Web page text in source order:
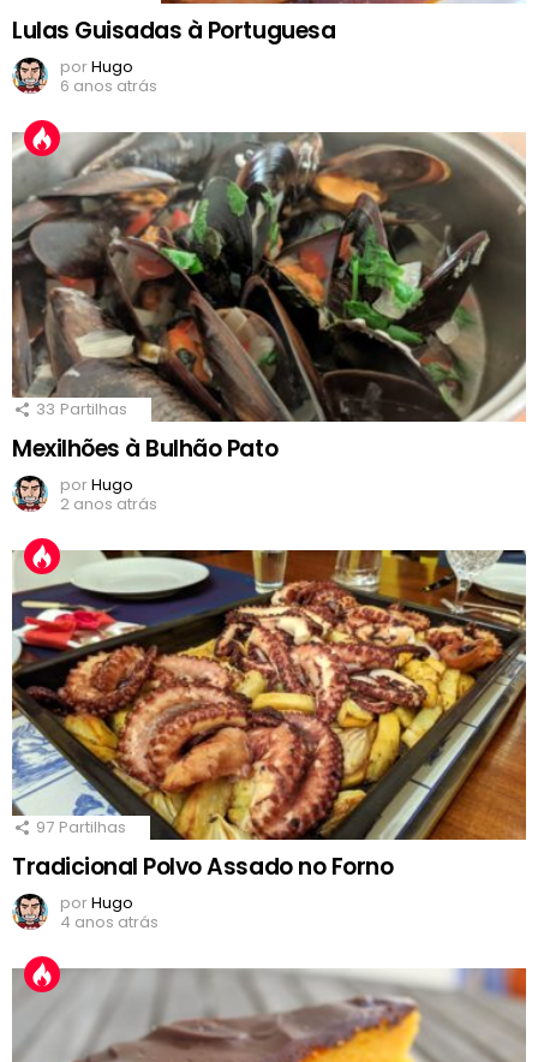
Lulas Guisadas à Portuguesa
porHugo
6 anos atrás
33 Partilhas
Mexilhões à Bulhão Pato
porHugo
2 anos atrás
97 Partilhas
Tradicional Polvo Assado no Forno
porHugo
4 anos atrás